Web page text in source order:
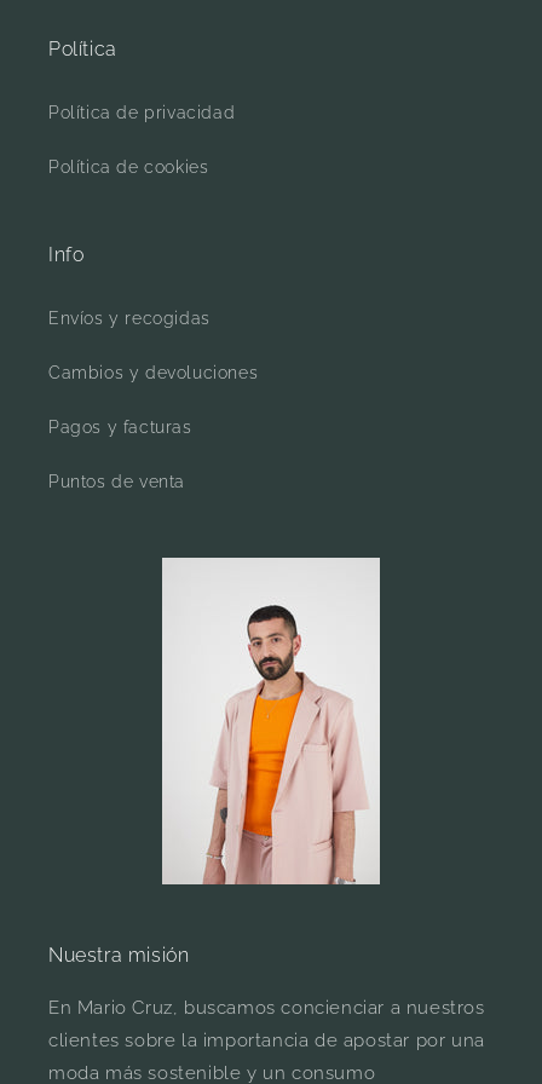
Política
Política de privacidad
Política de cookies
Info
Envíos y recogidas
Cambios y devoluciones
Pagos y facturas
Puntos de venta
Nuestra misión
En Mario Cruz, buscamos concienciar a nuestros
clientes sobre la importancia de apostar por una
moda más sostenible y un consumo